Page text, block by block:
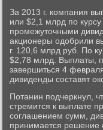
За 2013 г. компания
или $2,1 млрд по
промежуточными
акционеры одобрили
г. 120,6 млрд руб. По
$2,78 млрд. Выплаты,
завершиться 4
дивиденды составят
Потанин подчеркнул,
стремится к выплате
соглашением сумм,
принимается решение